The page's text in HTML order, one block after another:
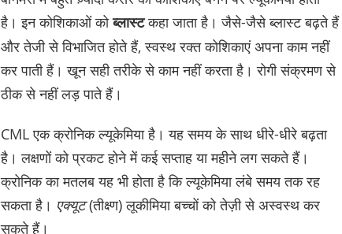
है। इन कोशिकाओं कोब्लास्टकहा जाता है। जैसे-जैसे ब्लास्ट बढ़ते हैं
और तेजी से विभाजित होते हैं, स्वस्थ रक्त कोशिकाएं अपना काम नहीं
कर पाती हैं। खून सही तरीके से काम नहीं करता है। रोगी संक्रमण से
ठीक से नहीं लड़ पाते हैं।
CML एक क्रोनिक ल्यूकेमिया है। यह समय के साथ धीरे-धीरे बढ़ता
है। लक्षणों को प्रकट होने में कई सप्ताह या महीने लग सकते हैं।
क्रोनिक का मतलब यह भी होता है कि ल्यूकेमिया लंबे समय तक रह
सकता है। एक्यूट(तीक्ष्ण) लूकीमिया बच्चों को तेज़ी से अस्वस्थ कर
सकते हैं।